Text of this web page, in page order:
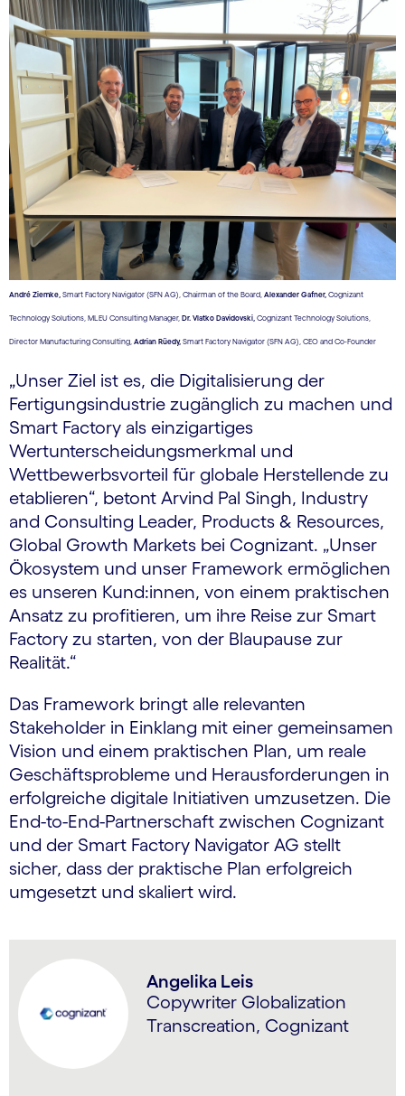
André Ziemke, Smart Factory Navigator (SFN AG), Chairman of the Board, Alexander Gafner, Cognizant
Technology Solutions, MLEU Consulting Manager, Dr. Vlatko Davidovski, Cognizant Technology Solutions,
Director Manufacturing Consulting, Adrian Rüedy, Smart Factory Navigator (SFN AG), CEO and Co-Founder
„Unser Ziel ist es, die Digitalisierung der
Fertigungsindustrie zugänglich zu machen und
Smart Factory als einzigartiges
Wertunterscheidungsmerkmal und
Wettbewerbsvorteil für globale Herstellende zu
etablieren“, betont Arvind Pal Singh, Industry
and Consulting Leader, Products & Resources,
Global Growth Markets bei Cognizant. „Unser
Ökosystem und unser Framework ermöglichen
es unseren Kund:innen, von einem praktischen
Ansatz zu profitieren, um ihre Reise zur Smart
Factory zu starten, von der Blaupause zur
Realität.“
Das Framework bringt alle relevanten
Stakeholder in Einklang mit einer gemeinsamen
Vision und einem praktischen Plan, um reale
Geschäftsprobleme und Herausforderungen in
erfolgreiche digitale Initiativen umzusetzen. Die
End-to-End-Partnerschaft zwischen Cognizant
und der Smart Factory Navigator AG stellt
sicher, dass der praktische Plan erfolgreich
umgesetzt und skaliert wird.
Angelika Leis
Copywriter Globalization
Transcreation, Cognizant